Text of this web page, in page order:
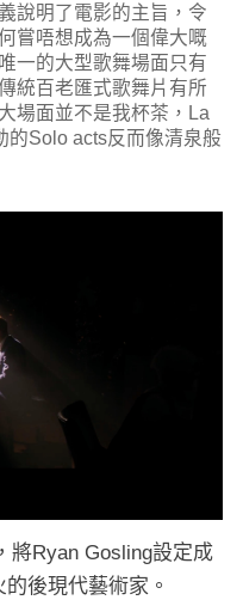
說明了電影的主旨，令
嘗唔想成為一個偉大嘅
一的大型歌舞場面只有
統百老匯式歌舞片有所
場面並不是我杯茶，La
的Solo acts反而像清泉般
將Ryan Gosling設定成
後現代藝術家。